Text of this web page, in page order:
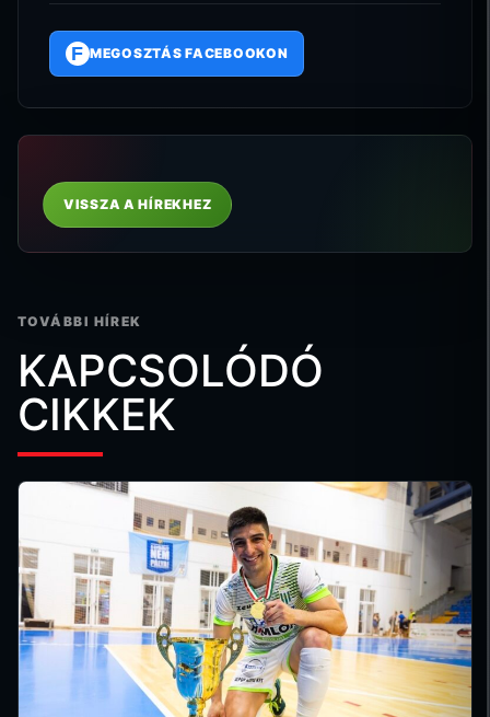
F MEGOSZTÁS FACEBOOKON
VISSZA A HÍREKHEZ
TOVÁBBI HÍREK
KAPCSOLÓDÓ
CIKKEK